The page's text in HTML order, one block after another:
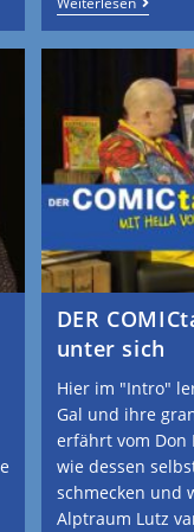
DER
unter sich
Hier im "Intro"
Gal und ihre
erfährt vom Don
wie dessen
schmecken und
Alptraum Lutz